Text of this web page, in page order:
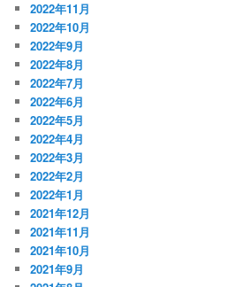
2022年11月
2022年10月
2022年9月
2022年8月
2022年7月
2022年6月
2022年5月
2022年4月
2022年3月
2022年2月
2022年1月
2021年12月
2021年11月
2021年10月
2021年9月